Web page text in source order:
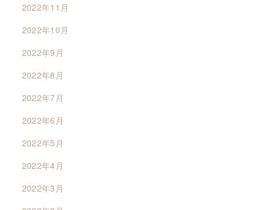
2022年11月
2022年10月
2022年9月
2022年8月
2022年7月
2022年6月
2022年5月
2022年4月
2022年3月